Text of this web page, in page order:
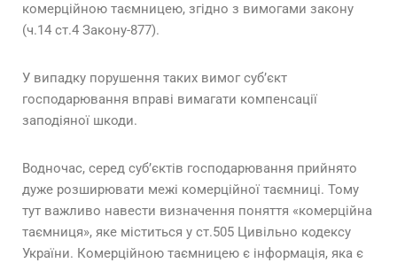
комерційною таємницею, згідно з вимогами закону
(ч.14 ст.4 Закону-877).
У випадку порушення таких вимог суб’єкт
господарювання вправі вимагати компенсації
заподіяної шкоди.
Водночас, серед суб’єктів господарювання прийнято
дуже розширювати межі комерційної таємниці. Тому
тут важливо навести визначення поняття «комерційна
таємниця», яке міститься у ст.505 Цивільно кодексу
України. Комерційною таємницею є інформація, яка є